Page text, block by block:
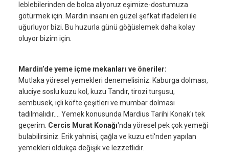
leblebilerinden de bolca alıyoruz eşimize-dostumuza
götürmek için. Mardin insanı en güzel şefkat ifadeleri ile
uğurluyor bizi. Bu huzurla günü göğüslemek daha kolay
oluyor bizim için.
Mardin’de yeme içme mekanları ve öneriler:
Mutlaka yöresel yemekleri denemelisiniz. Kaburga dolması,
aluciye soslu kuzu kol, kuzu Tandır, tirozi turşusu,
sembusek, içli köfte çeşitleri ve mumbar dolması
tadılmalıdır.... Yemek konusunda Mardius Tarihi Konak'ı tek
geçerim. Cercis Murat Konağı'nda yöresel pek çok yemeği
bulabilirsiniz. Erik yahnisi, çağla ve kuzu eti'nden yapılan
yemekleri oldukça değişik ve lezzetlidir.